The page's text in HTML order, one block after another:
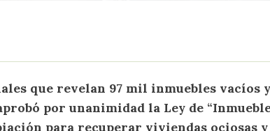
que revelan 97 mil inmuebles
por unanimidad la Ley de
para recuperar viviendas ociosas